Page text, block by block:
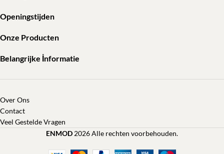
Openingstijden
Onze Producten
Belangrijke İnformatie
Over Ons
Contact
Veel Gestelde Vragen
ENMOD 2026 Alle rechten voorbehouden.